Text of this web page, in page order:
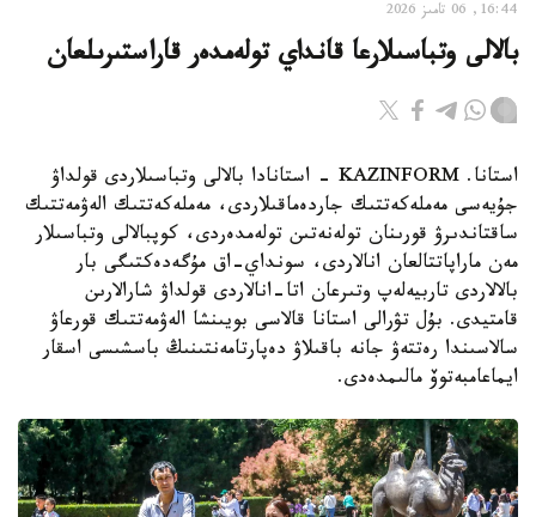
16:44, 06 تامىز 2026
بالالى وتباسىلارعا قانداي تولەمدەر قاراستىرىلعان
استانا. KAZINFORM - استانادا بالالى وتباسىلاردى قولداۋ
جۇيەسى مەملەكەتتىك جاردەماقىلاردى، مەملەكەتتىك الەۋمەتتىك
ساقتاندىرۋ قورىنان تولەنەتىن تولەمدەردى، كوپبالالى وتباسىلار
مەن ماراپاتتالعان انالاردى، سونداي-اق مۇگەدەكتىگى بار
بالالاردى تاربيەلەپ وتىرعان اتا-انالاردى قولداۋ شارالارىن
قامتيدى. بۇل تۋرالى استانا قالاسى بويىنشا الەۋمەتتىك قورعاۋ
سالاسىندا رەتتەۋ جانە باقىلاۋ دەپارتامەنتىنىڭ باسشىسى اسقار
ايماعامبەتوۆ مالىمدەدى.